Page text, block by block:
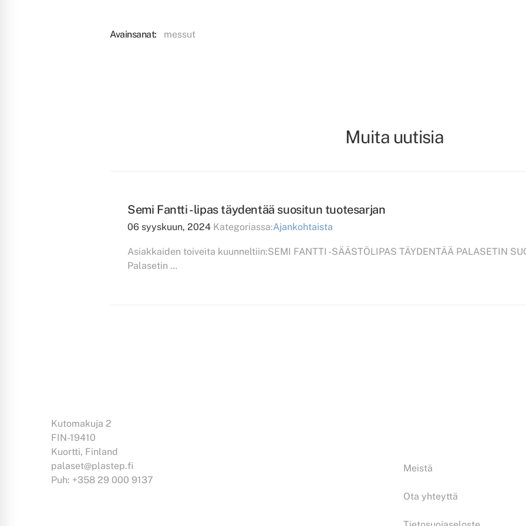
Avainsanat: messut
Muita uutisia
Semi Fantti -lipas täydentää suositun tuotesarjan
06 syyskuun, 2024 Kategoriassa:Ajankohtaista
Asiakkaiden toiveita kuunneltiin:SEMI FANTTI -SÄÄSTÖLIPAS TÄYDENTÄÄ PALASETIN
Palasetin …
Kutomakuja 2
FIN-19410
Kuortti, Finland
palaset@plastep.fi
Puh: +358 29 000 9137
Meistä
Ota yhteyttä